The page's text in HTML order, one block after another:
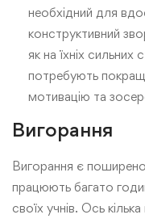
необхідний для
конструктивний
як на їхніх
потребують
мотивацію та
Вигорання
Вигорання є
працюють багато
своїх учнів. Ось